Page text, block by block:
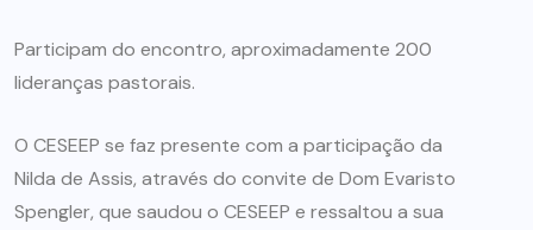
Participam do encontro, aproximadamente 200
lideranças pastorais.
O CESEEP se faz presente com a participação da
Nilda de Assis, através do convite de Dom Evaristo
Spengler, que saudou o CESEEP e ressaltou a sua